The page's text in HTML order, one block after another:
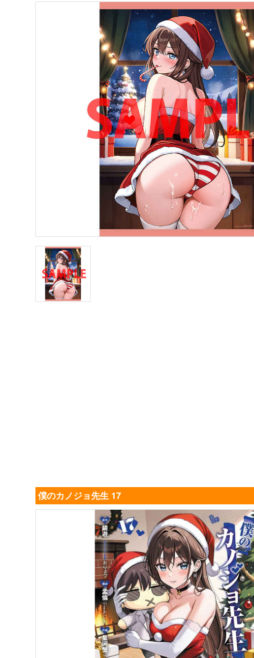
僕のカノジョ先生 17